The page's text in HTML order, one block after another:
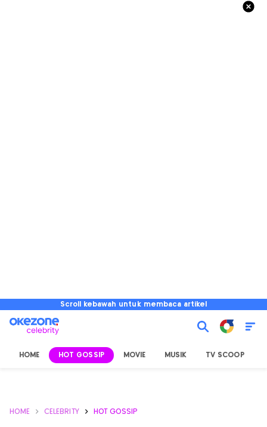
Scroll kebawah untuk membaca artikel
HOME HOT GOSSIP MOVIE MUSIK TV SCOOP
HOME CELEBRITY HOT GOSSIP